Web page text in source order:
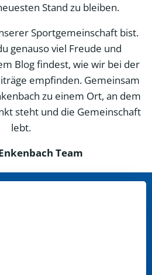
Stand zu bleiben.
Sportgemeinschaft bist.
genauso viel Freude und
Blog findest, wie wir bei der
empfinden. Gemeinsam
zu einem Ort, an dem
steht und die Gemeinschaft
lebt.
Team